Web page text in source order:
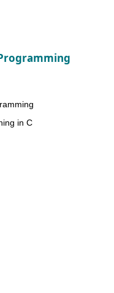
in C